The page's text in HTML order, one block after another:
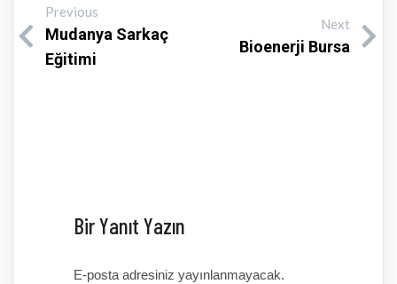
Previous
Mudanya Sarkaç
Eğitimi
Next
Bioenerji Bursa
Bir Yanıt Yazın
E-posta adresiniz yayınlanmayacak.